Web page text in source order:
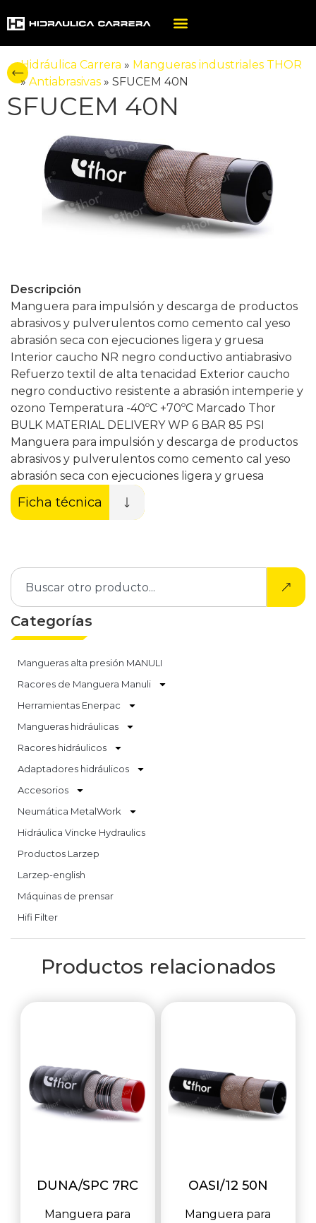
Hidráulica Carrera » Mangueras industriales THOR
»Antiabrasivas »SFUCEM 40N
SFUCEM 40N
Descripción
Manguera para impulsión y descarga de productos
abrasivos y pulverulentos como cemento cal yeso
abrasión seca con ejecuciones ligera y gruesa
Interior caucho NR negro conductivo antiabrasivo
Refuerzo textil de alta tenacidad Exterior caucho
negro conductivo resistente a abrasión intemperie y
ozono Temperatura -40ºC +70ºC Marcado Thor
BULK MATERIAL DELIVERY WP 6 BAR 85 PSI
Manguera para impulsión y descarga de productos
abrasivos y pulverulentos como cemento cal yeso
abrasión seca con ejecuciones ligera y gruesa
Ficha técnica
Categorías
Mangueras alta presión MANULI
Racores de Manguera Manuli
Herramientas Enerpac
Mangueras hidráulicas
Racores hidráulicos
Adaptadores hidráulicos
Accesorios
Neumática MetalWork
Hidráulica Vincke Hydraulics
Productos Larzep
Larzep-english
Máquinas de prensar
Hifi Filter
Productos relacionados
DUNA/SPC 7RC
Manguera para
OASI/12 50N
Manguera para